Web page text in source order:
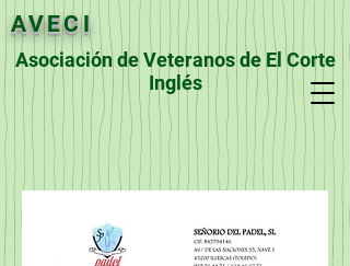
AVECI
Asociación de Veteranos de El Corte
Inglés